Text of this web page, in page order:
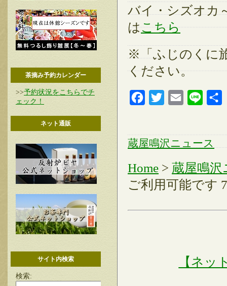
茶摘み予約カレンダー
>>予約状況をこちらでチ
ェック！
ネット通販
サイト内検索
検索:
バイ・シズオカ
はこちら
※「ふじのくに
ください。
FacebookTwitter Email Line
蔵屋鳴沢ニュース
Home > 蔵屋鳴沢
ご利用可能です
【ネッ